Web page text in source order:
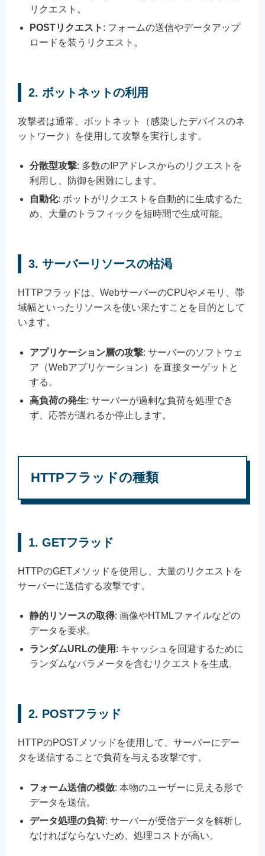
リクエスト。
POSTリクエスト : フォームの送信やデータアップ
ロードを装うリクエスト。
2. ボットネットの利用
攻撃者は通常、ボットネット（感染したデバイスのネ
ットワーク）を使用して攻撃を実行します。
分散型攻撃: 多数のIPアドレスからのリクエストを
利用し、防御を困難にします。
自動化: ボットがリクエストを自動的に生成するた
め、大量のトラフィックを短時間で生成可能。
3. サーバーリソースの枯渇
HTTPフラッドは、WebサーバーのCPUやメモリ、帯
域幅といったリソースを使い果たすことを目的として
います。
アプリケーション層の攻撃: サーバーのソフトウェ
ア（Webアプリケーション）を直接ターゲットと
する。
高負荷の発生: サーバーが過剰な負荷を処理でき
ず、応答が遅れるか停止します。
HTTPフラッドの種類
1. GETフラッド
HTTPのGETメソッドを使用し、大量のリクエストを
サーバーに送信する攻撃です。
静的リソースの取得: 画像やHTMLファイルなどの
データを要求。
ランダムURLの使用 : キャッシュを回避するために
ランダムなパラメータを含むリクエストを生成。
2. POSTフラッド
HTTPのPOSTメソッドを使用して、サーバーにデー
タを送信することで負荷を与える攻撃です。
フォーム送信の模倣: 本物のユーザーに見える形で
データを送信。
データ処理の負荷: サーバーが受信データを解析し
なければならないため、処理コストが高い。